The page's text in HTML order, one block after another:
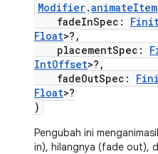
Modifier.animateItem
fadeInSpec:
Float>?,
placementSpec:
IntOffset>?,
fadeOutSpec:
Float>?
)
Pengubah ini
in), hilangnya (fade out),